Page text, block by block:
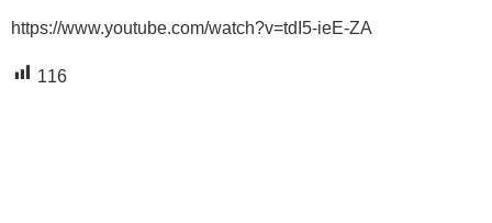
https://www.youtube.com/watch?v=tdI5-ieE-ZA
116